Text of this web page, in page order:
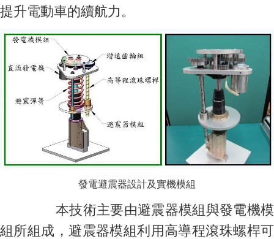
提升電動車的續航力。
發電避震器設計及實機模組
本技術主要由避震器模組與發電機模
組所組成，避震器模組利用高導程滾珠螺桿可